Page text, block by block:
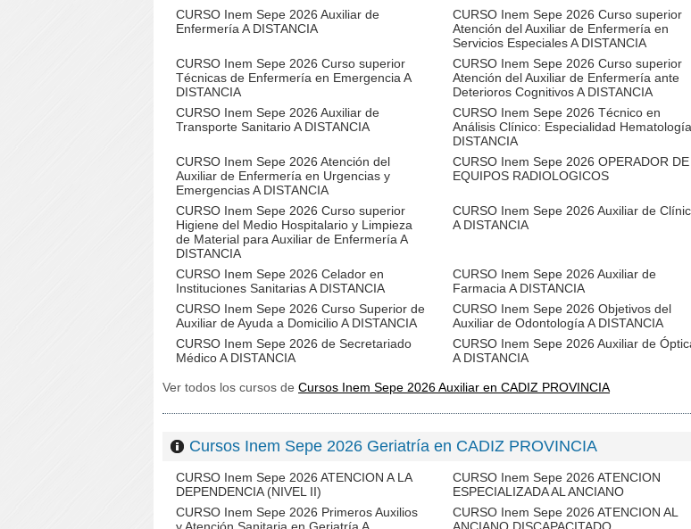
CURSO Inem Sepe 2026 Auxiliar de
Enfermería A DISTANCIA
CURSO Inem Sepe 2026 Curso superior
Atención del Auxiliar de Enfermería en
Servicios Especiales A DISTANCIA
CURSO Inem Sepe 2026 Curso superior
Técnicas de Enfermería en Emergencia A
DISTANCIA
CURSO Inem Sepe 2026 Curso superior
Atención del Auxiliar de Enfermería ante
Deterioros Cognitivos A DISTANCIA
CURSO Inem Sepe 2026 Auxiliar de
Transporte Sanitario A DISTANCIA
CURSO Inem Sepe 2026 Técnico en
Análisis Clínico: Especialidad
DISTANCIA
CURSO Inem Sepe 2026 Atención del
Auxiliar de Enfermería en Urgencias y
Emergencias A DISTANCIA
CURSO Inem Sepe 2026 OPERADOR DE
EQUIPOS RADIOLOGICOS
CURSO Inem Sepe 2026 Curso superior
Higiene del Medio Hospitalario y Limpieza
de Material para Auxiliar de Enfermería A
DISTANCIA
CURSO Inem Sepe 2026 Auxiliar de
A DISTANCIA
CURSO Inem Sepe 2026 Celador en
Instituciones Sanitarias A DISTANCIA
CURSO Inem Sepe 2026 Auxiliar de
Farmacia A DISTANCIA
CURSO Inem Sepe 2026 Curso Superior de
Auxiliar de Ayuda a Domicilio A DISTANCIA
CURSO Inem Sepe 2026 Objetivos del
Auxiliar de Odontología A DISTANCIA
CURSO Inem Sepe 2026 de Secretariado
Médico A DISTANCIA
CURSO Inem Sepe 2026 Auxiliar de
A DISTANCIA
Ver todos los cursos de Cursos Inem Sepe 2026 Auxiliar en CADIZ PROVINCIA
Cursos Inem Sepe 2026 Geriatría en CADIZ PROVINCIA
CURSO Inem Sepe 2026 ATENCION A LA
DEPENDENCIA (NIVEL II)
CURSO Inem Sepe 2026 ATENCION
ESPECIALIZADA AL ANCIANO
CURSO Inem Sepe 2026 Primeros Auxilios
CURSO Inem Sepe 2026 ATENCION AL